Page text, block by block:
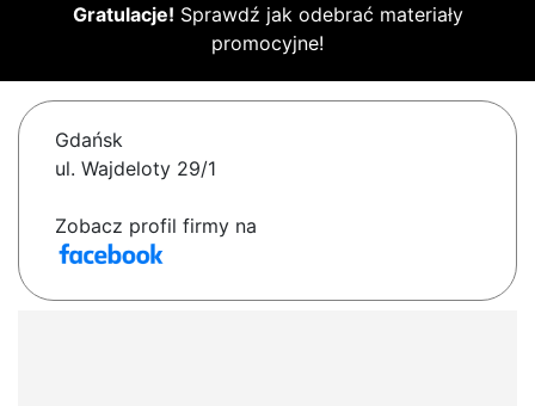
Gratulacje! Sprawdź jak odebrać materiały
promocyjne!
Gdańsk
ul. Wajdeloty 29/1
Zobacz profil firmy na